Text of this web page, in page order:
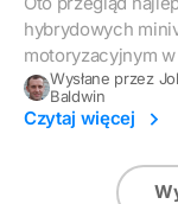
hybrydowych
motoryzacyjnym
Wysłane przez
Baldwin
Czytaj więcej